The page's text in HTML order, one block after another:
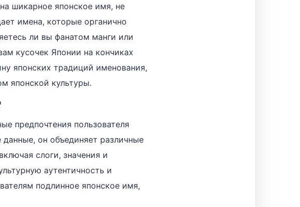
шикарное японское имя, не
имена, которые органично
ли вы фанатом манги или
кусочек Японии на кончиках
японских традиций именования,
японской культуры.
предпочтения пользователя
он объединяет различные
слоги, значения и
аутентичность и
подлинное японское имя,